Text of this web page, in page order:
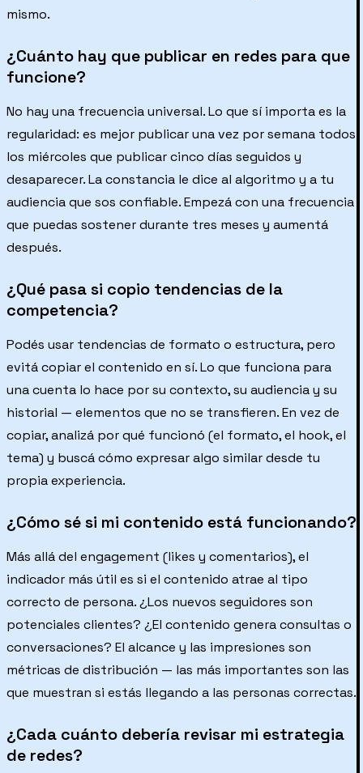
mismo.
¿Cuánto hay que publicar en redes para que
funcione?
No hay una frecuencia universal. Lo que sí importa es la
regularidad: es mejor publicar una vez por semana todos
los miércoles que publicar cinco días seguidos y
desaparecer. La constancia le dice al algoritmo y a tu
audiencia que sos confiable. Empezá con una frecuencia
que puedas sostener durante tres meses y aumentá
después.
¿Qué pasa si copio tendencias de la
competencia?
Podés usar tendencias de formato o estructura, pero
evitá copiar el contenido en sí. Lo que funciona para
una cuenta lo hace por su contexto, su audiencia y su
historial — elementos que no se transfieren. En vez de
copiar, analizá por qué funcionó (el formato, el hook, el
tema) y buscá cómo expresar algo similar desde tu
propia experiencia.
¿Cómo sé si mi contenido está funcionando?
Más allá del engagement (likes y comentarios), el
indicador más útil es si el contenido atrae al tipo
correcto de persona. ¿Los nuevos seguidores son
potenciales clientes? ¿El contenido genera consultas o
conversaciones? El alcance y las impresiones son
métricas de distribución — las más importantes son las
que muestran si estás llegando a las personas correctas.
¿Cada cuánto debería revisar mi estrategia
de redes?